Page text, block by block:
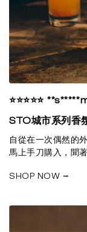
⭐⭐⭐⭐⭐
STO城市系列香
自從在一次偶然的
馬上手刀購入，聞
SHOP NOW ⭢